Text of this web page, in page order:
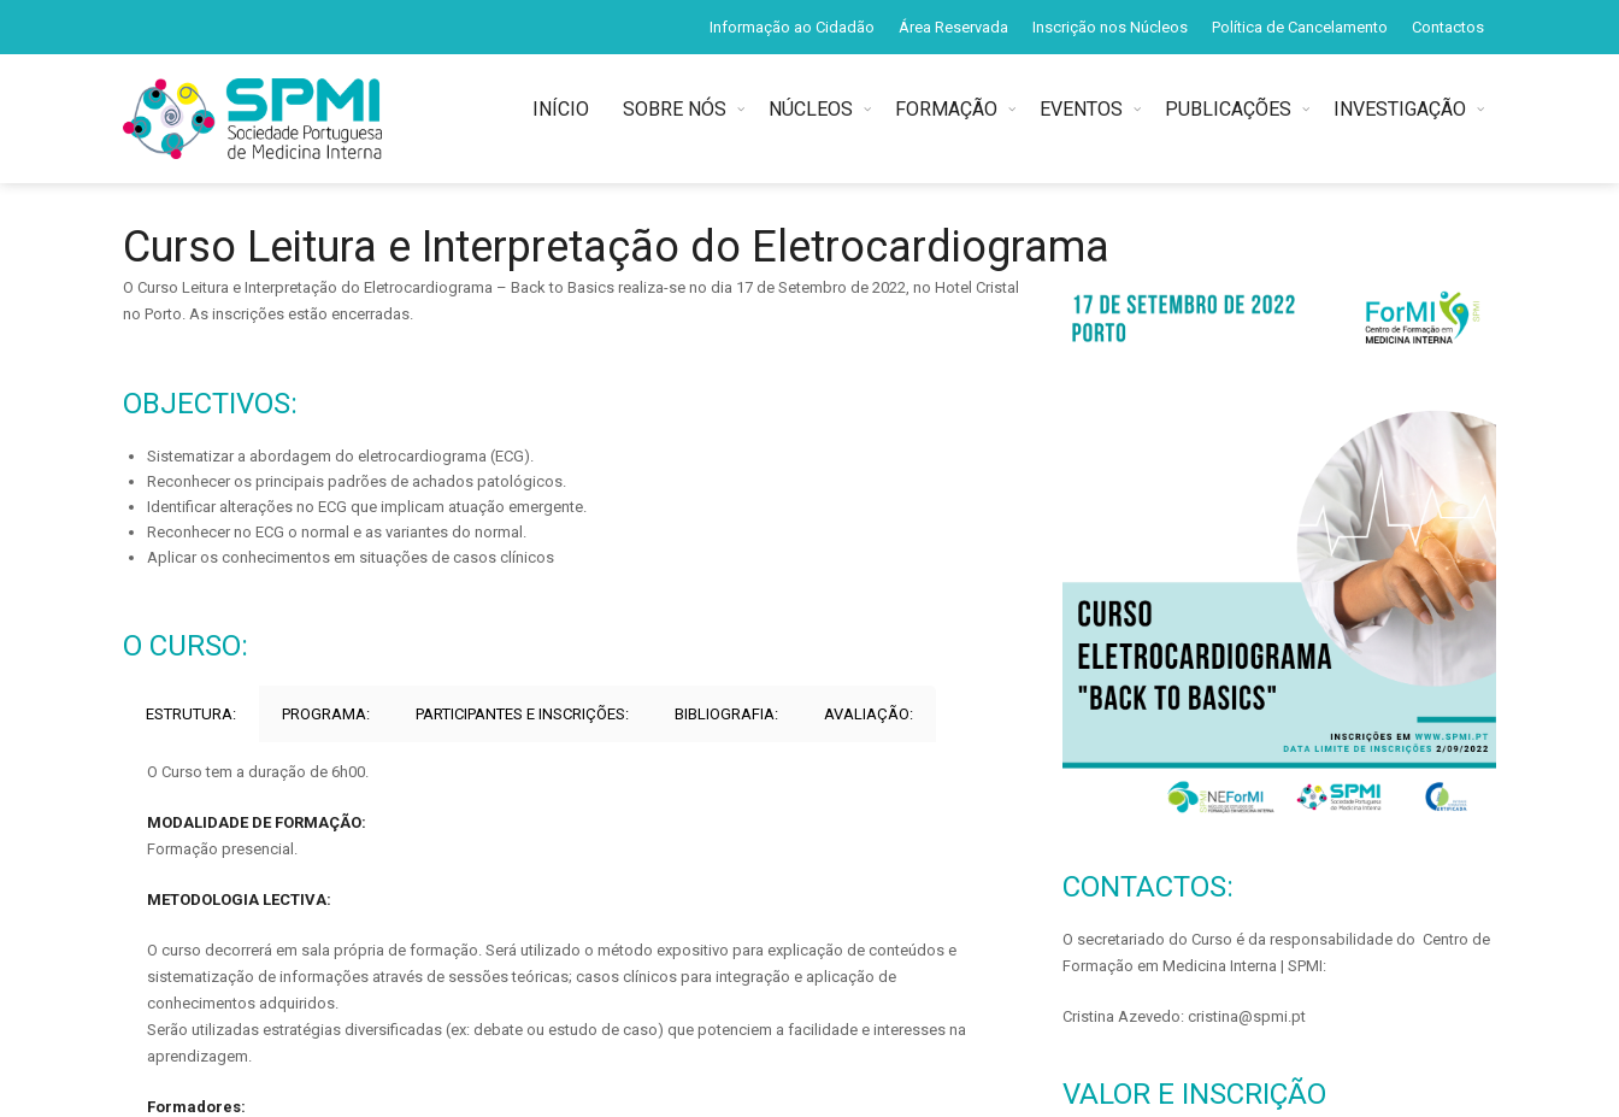
Informação ao Cidadão Área Reservada Inscrição nos Núcleos Política de Cancelamento Contactos
INÍCIO SOBRE NÓS NÚCLEOS FORMAÇÃO EVENTOS PUBLICAÇÕES INVESTIGAÇÃO
Curso Leitura e Interpretação do Eletrocardiograma
O Curso Leitura e Interpretação do Eletrocardiograma – Back to Basics realiza-se no dia 17 de Setembro de 2022, no Hotel Cristal
no Porto. As inscrições estão encerradas.
OBJECTIVOS:
Sistematizar a abordagem do eletrocardiograma (ECG).
Reconhecer os principais padrões de achados patológicos.
Identificar alterações no ECG que implicam atuação emergente.
Reconhecer no ECG o normal e as variantes do normal.
Aplicar os conhecimentos em situações de casos clínicos
O CURSO:
ESTRUTURA: PROGRAMA: PARTICIPANTES E INSCRIÇÕES: BIBLIOGRAFIA: AVALIAÇÃO:
O Curso tem a duração de 6h00.
MODALIDADE DE FORMAÇÃO:
Formação presencial.
METODOLOGIA LECTIVA:
O curso decorrerá em sala própria de formação. Será utilizado o método expositivo para explicação de conteúdos e
sistematização de informações através de sessões teóricas; casos clínicos para integração e aplicação de
conhecimentos adquiridos.
Serão utilizadas estratégias diversificadas (ex: debate ou estudo de caso) que potenciem a facilidade e interesses na
aprendizagem.
Formadores:
CONTACTOS:
O secretariado do Curso é da responsabilidade do Centro de
Formação em Medicina Interna | SPMI:
Cristina Azevedo: cristina@spmi.pt
VALOR E INSCRIÇÃO